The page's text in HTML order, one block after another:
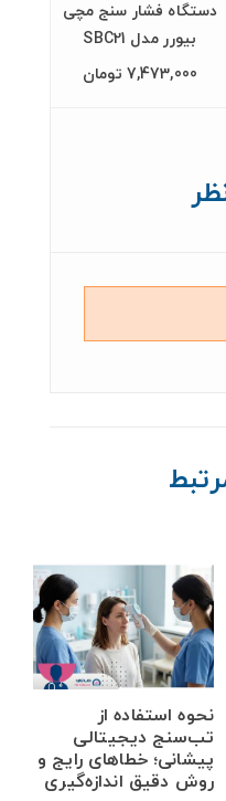
دستگاه فشار سنج مچی
بیورر مدل SBC21
7,473,000 تومان
نحوه استفاده از
تب‌سنج دیجیتالی
پیشانی؛ خطاهای رایج و
روش دقیق اندازه‌گیری